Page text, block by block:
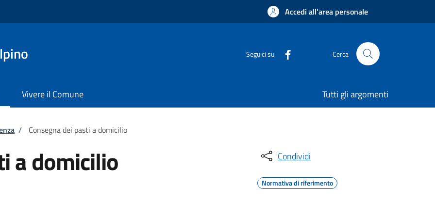
Accedi all'area personale
Seguici su Cerca
Vivere il Comune Tutti gli argomenti
/ Consegna dei pasti a domicilio
a domicilio Condividi
Normativa di riferimento